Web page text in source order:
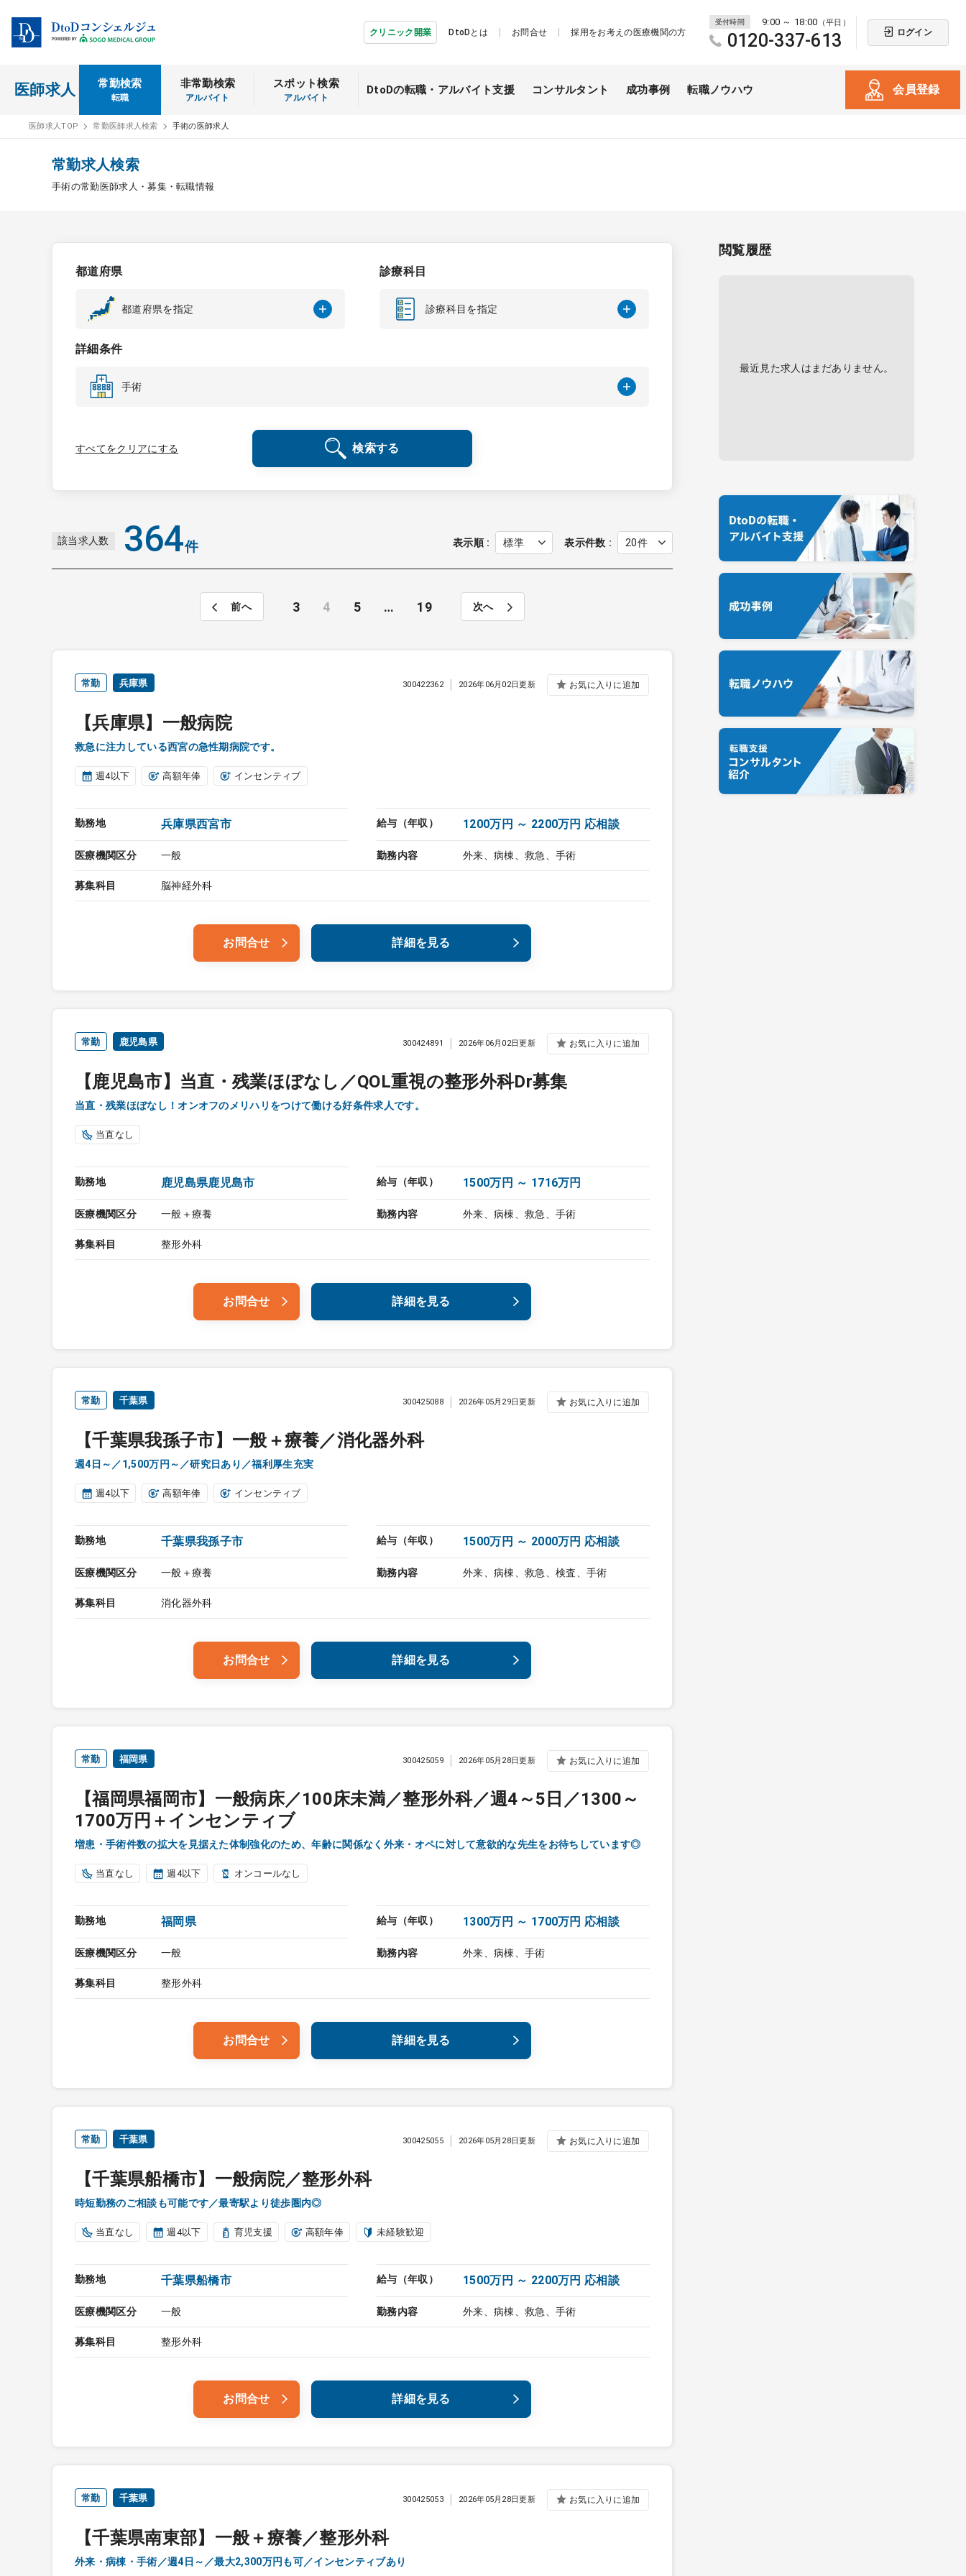
クリニック開業 DtoDとは お問合せ 採用をお考えの医療機関の方
受付時間 9:00 ～ 18:00 （平日）
0120-337-613 ログイン
医師求人 常勤検索
転職
非常勤検索
アルバイト
スポット検索
アルバイト
DtoDの転職・ アルバイト支援 コンサルタント 成功事例 転職ノウハウ 会員登録
医師求人TOP 常勤医師求人検索 手術の医師求人
常勤求人検索
手術の常勤医師求人・募集・転職情報
都道府県
都道府県を指定
診療科目
診療科目を指定
詳細条件
手術
検索する
すべてをクリアにする
該当求人数 364件 表示順 表示件数
前へ 3 4 5 … 19 次へ
常勤 兵庫県
【兵庫県】一般病院
救急に注力している西宮の急性期病院です。
300422362 2026年06月02日更新 お気に入りに追加
週4以下 高額年俸 インセンティブ
勤務地 兵庫県西宮市 給与（年収） 1200万円 ～ 2200万円 応相談
医療機関区分 一般 勤務内容 外来、病棟、救急、手術
募集科目 脳神経外科
お問合せ 詳細を見る
常勤 鹿児島県
【鹿児島市】当直・残業ほぼなし／QOL重視の整形外科Dr募集
当直・残業ほぼなし！オンオフのメリハリをつけて働ける好条件求人です。
300424891 2026年06月02日更新 お気に入りに追加
当直なし
勤務地 鹿児島県鹿児島市 給与（年収） 1500万円 ～ 1716万円
医療機関区分 一般＋療養 勤務内容 外来、病棟、救急、手術
募集科目 整形外科
お問合せ 詳細を見る
常勤 千葉県
【千葉県我孫子市】一般＋療養／消化器外科
週4日～／1,500万円～／研究日あり／福利厚生充実
300425088 2026年05月29日更新 お気に入りに追加
週4以下 高額年俸 インセンティブ
勤務地 千葉県我孫子市 給与（年収） 1500万円 ～ 2000万円 応相談
医療機関区分 一般＋療養 勤務内容 外来、病棟、救急、検査、手術
募集科目 消化器外科
お問合せ 詳細を見る
常勤 福岡県
【福岡県福岡市】一般病床／100床未満／整形外科／週4～5日／1300～
1700万円＋インセンティブ
増患・手術件数の拡大を見据えた体制強化のため、年齢に関係なく外来・オペに対して意欲的な先生をお待ちしています◎
300425059 2026年05月28日更新 お気に入りに追加
当直なし 週4以下 オンコールなし
勤務地 福岡県 給与（年収） 1300万円 ～ 1700万円 応相談
医療機関区分 一般 勤務内容 外来、病棟、手術
募集科目 整形外科
お問合せ 詳細を見る
常勤 千葉県
【千葉県船橋市】一般病院／整形外科
時短勤務のご相談も可能です／最寄駅より徒歩圏内◎
300425055 2026年05月28日更新 お気に入りに追加
当直なし 週4以下 育児支援 高額年俸 未経験歓迎
勤務地 千葉県船橋市 給与（年収） 1500万円 ～ 2200万円 応相談
医療機関区分 一般 勤務内容 外来、病棟、救急、手術
募集科目 整形外科
お問合せ 詳細を見る
常勤 千葉県
【千葉県南東部】一般＋療養／整形外科
外来・病棟・手術／週4日～／最大2,300万円も可／インセンティブあり
300425053 2026年05月28日更新 お気に入りに追加
閲覧履歴
最近見た求人はまだありません。